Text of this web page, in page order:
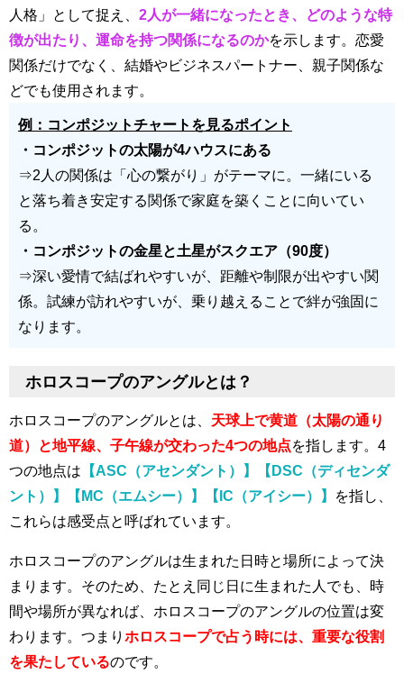
人格」として捉え、 2人が一緒になったとき、どのような特
徴が出たり、運命を持つ関係になるのかを示します。恋愛
関係だけでなく、結婚やビジネスパートナー、親子関係な
どでも使用されます。
例：コンポジットチャートを見るポイント
・コンポジットの太陽が4ハウスにある
⇒2人の関係は「心の繋がり」がテーマに。一緒にいる
と落ち着き安定する関係で家庭を築くことに向いてい
る。
・コンポジットの金星と土星がスクエア（90度）
⇒深い愛情で結ばれやすいが、距離や制限が出やすい関
係。試練が訪れやすいが、乗り越えることで絆が強固に
なります。
ホロスコープのアングルとは？
ホロスコープのアングルとは、 天球上で黄道（太陽の通り
道）と地平線、子午線が交わった4つの地点を指します。4
つの地点は 【ASC（アセンダント）】【DSC（ディセンダ
ント）】【MC（エムシー）】【IC（アイシー）】
を指し、
これらは感受点と呼ばれています。
ホロスコープのアングルは生まれた日時と場所によって決
まります。そのため、たとえ同じ日に生まれた人でも、時
間や場所が異なれば、ホロスコープのアングルの位置は変
わります。つまり ホロスコープで占う時には、重要な役割
を果たしているのです。